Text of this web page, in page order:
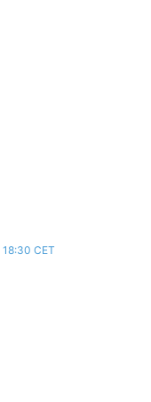
18:30 CET